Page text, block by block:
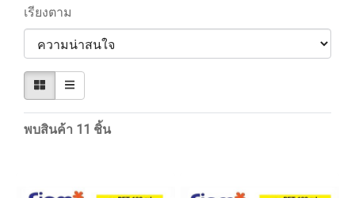
เรียงตาม
พบสินค้า 11 ชิ้น